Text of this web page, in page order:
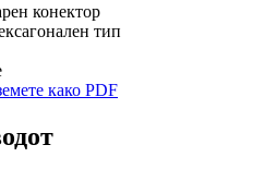
конектор
тип
како PDF